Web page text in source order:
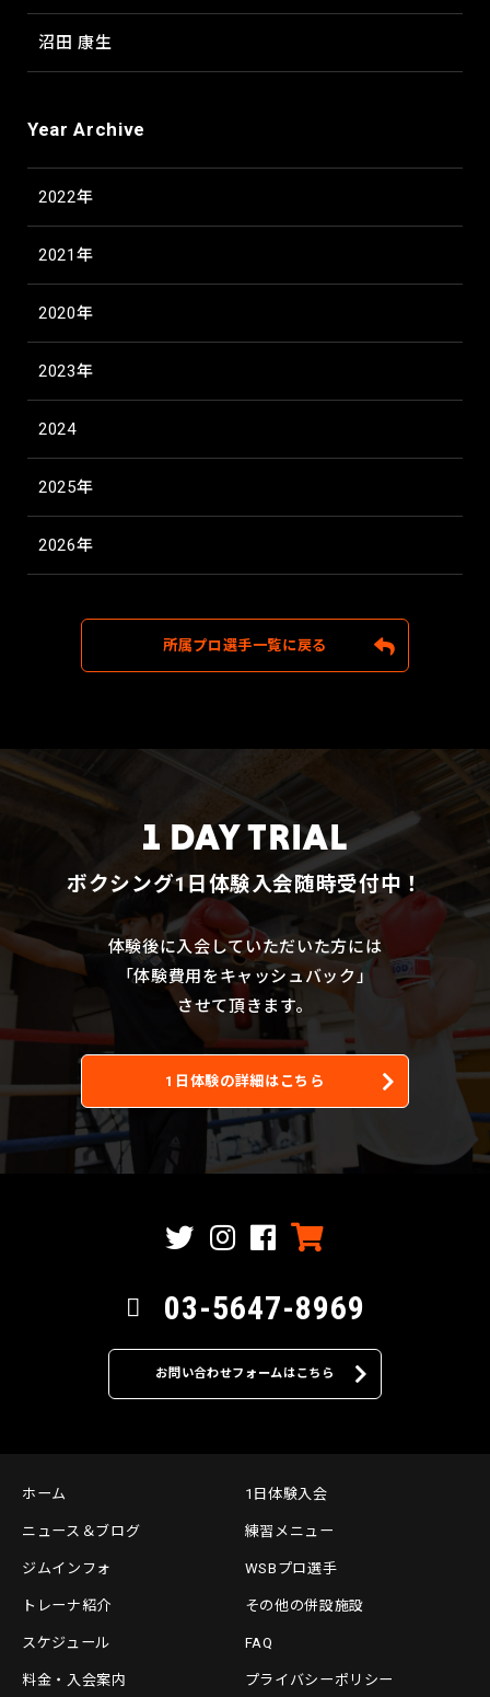
沼田 康生
Year Archive
2022年
2021年
2020年
2023年
2024
2025年
2026年
所属プロ選手一覧に戻る
1 DAY TRIAL
ボクシング1日体験入会随時受付中！
体験後に入会していただいた方には
「体験費用をキャッシュバック」
させて頂きます。
1日体験の詳細はこちら
03-5647-8969
お問い合わせフォームはこちら
ホーム 1日体験入会
ニュース＆ブログ 練習メニュー
ジムインフォ WSBプロ選手
トレーナ紹介 その他の併設施設
スケジュール FAQ
料金・入会案内 プライバシーポリシー